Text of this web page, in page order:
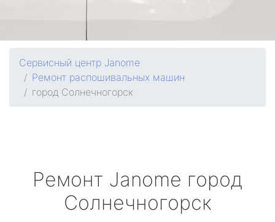
Сервисный центр Janome
Ремонт распошивальных машин
город Солнечногорск
Ремонт Janome город
Солнечногорск